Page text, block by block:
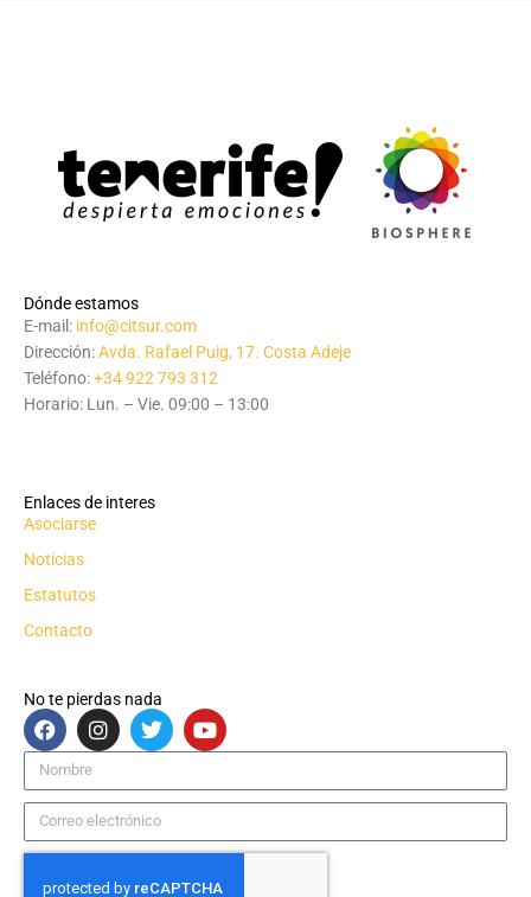
Dónde estamos
E-mail: info@citsur.com
Dirección:Avda. Rafael Puig, 17. Costa Adeje
Teléfono:+34 922 793 312
Horario: Lun. – Vie. 09:00 – 13:00
Enlaces de interes
Asociarse
Noticias
Estatutos
Contacto
No te pierdas nada
F
a
c
e
b
o
o
I
n
s
a
g
r
m
T
w
i
t
e
r
Y
o
u
u
e
Nombre
Correo
electrónico